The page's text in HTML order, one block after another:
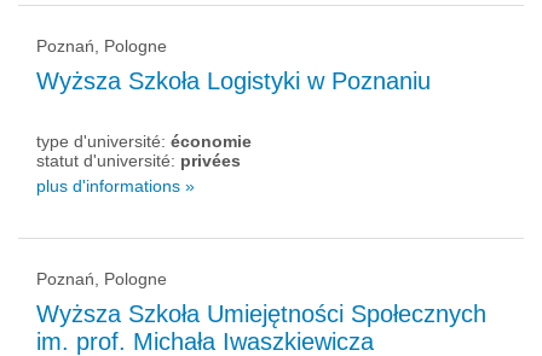
Poznań, Pologne
Wyższa Szkoła Logistyki w Poznaniu
type d'université: économie
statut d'université: privées
plus d'informations »
Poznań, Pologne
Wyższa Szkoła Umiejętności Społecznych
im. prof. Michała Iwaszkiewicza